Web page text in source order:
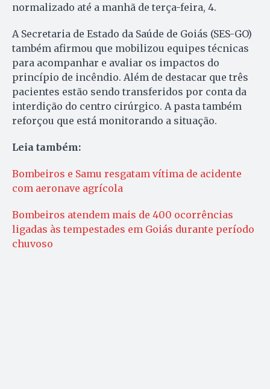
normalizado até a manhã de terça-feira, 4.
A Secretaria de Estado da Saúde de Goiás (SES-GO)
também afirmou que mobilizou equipes técnicas
para acompanhar e avaliar os impactos do
princípio de incêndio. Além de destacar que três
pacientes estão sendo transferidos por conta da
interdição do centro cirúrgico. A pasta também
reforçou que está monitorando a situação.
Leia também:
Bombeiros e Samu resgatam vítima de acidente
com aeronave agrícola
Bombeiros atendem mais de 400 ocorrências
ligadas às tempestades em Goiás durante período
chuvoso